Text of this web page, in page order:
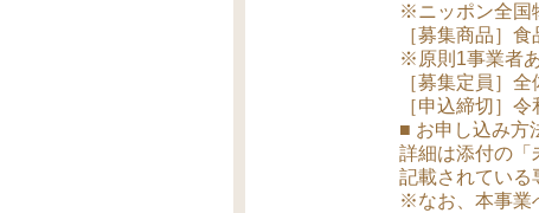
※ニッポン全国
［募集商品］
※原則1事業者
［募集定員］
［申込締切］
■ お申し込み方
詳細は添付の「
記載されている
※なお、本事業